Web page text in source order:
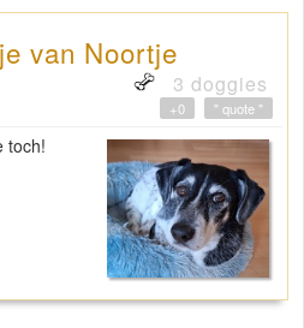
van Noortje
3 doggies
" quote "
+0
toch!